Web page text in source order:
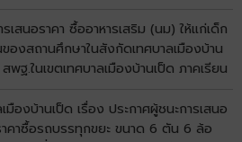
เสนอราคา ซื้ออาหารเสริม (นม) ให้แก่เด็ก
ของสถานศึกษาในสังกัดเทศบาลเมืองบ้าน
พฐ.ในเขตเทศบาลเมืองบ้านเป็ด ภาคเรียน
มืองบ้านเป็ด เรื่อง ประกาศผู้ชนะการเสนอ
าคาซื้อรถบรรทุกขยะ ขนาด 6 ตัน 6 ล้อ